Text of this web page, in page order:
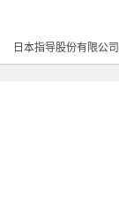
日本指导股份有限公司